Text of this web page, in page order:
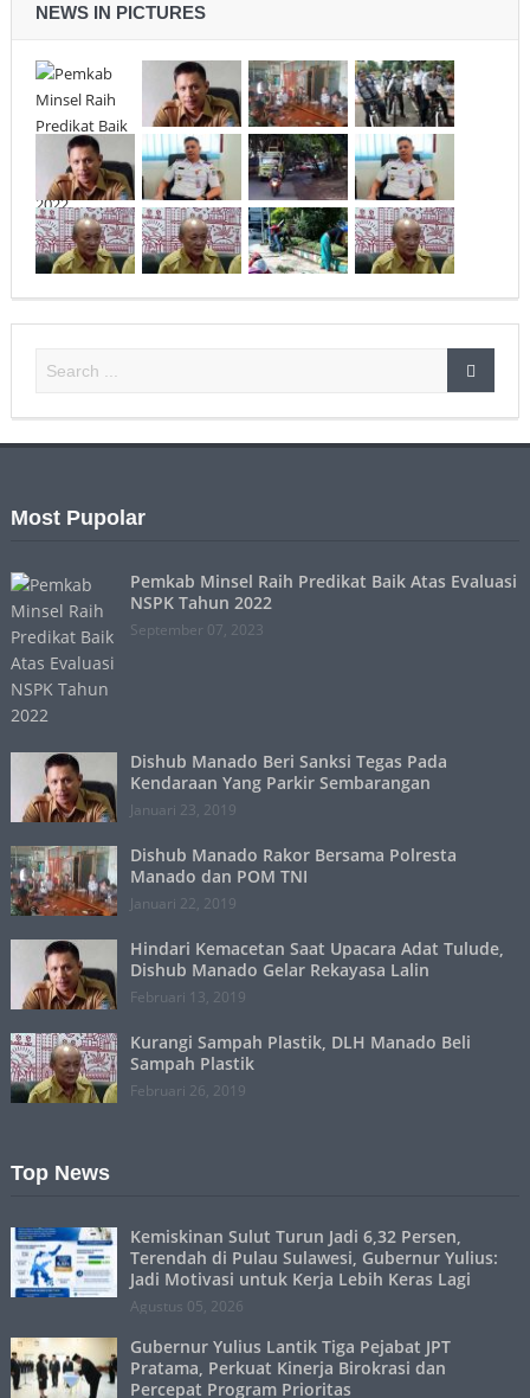
NEWS IN PICTURES
Most Pupolar
Pemkab Minsel Raih Predikat Baik Atas Evaluasi
NSPK Tahun 2022
September 07, 2023
Dishub Manado Beri Sanksi Tegas Pada
Kendaraan Yang Parkir Sembarangan
Januari 23, 2019
Dishub Manado Rakor Bersama Polresta
Manado dan POM TNI
Januari 22, 2019
Hindari Kemacetan Saat Upacara Adat Tulude,
Dishub Manado Gelar Rekayasa Lalin
Februari 13, 2019
Kurangi Sampah Plastik, DLH Manado Beli
Sampah Plastik
Februari 26, 2019
Top News
Kemiskinan Sulut Turun Jadi 6,32 Persen,
Terendah di Pulau Sulawesi, Gubernur Yulius:
Jadi Motivasi untuk Kerja Lebih Keras Lagi
Agustus 05, 2026
Gubernur Yulius Lantik Tiga Pejabat JPT
Pratama, Perkuat Kinerja Birokrasi dan
Percepat Program Prioritas